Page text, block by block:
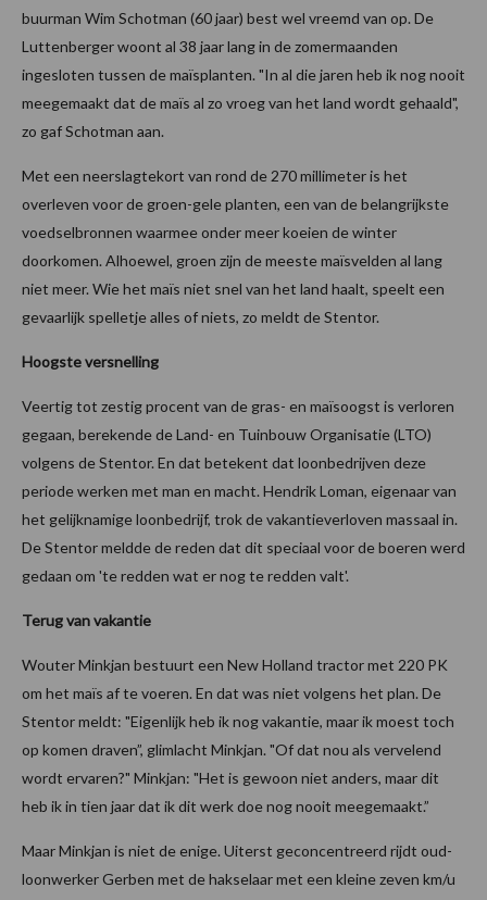
buurman Wim Schotman (60 jaar) best wel vreemd van op. De
Luttenberger woont al 38 jaar lang in de zomermaanden
ingesloten tussen de maïsplanten. "In al die jaren heb ik nog nooit
meegemaakt dat de maïs al zo vroeg van het land wordt gehaald",
zo gaf Schotman aan.
Met een neerslagtekort van rond de 270 millimeter is het
overleven voor de groen-gele planten, een van de belangrijkste
voedselbronnen waarmee onder meer koeien de winter
doorkomen. Alhoewel, groen zijn de meeste maïsvelden al lang
niet meer. Wie het maïs niet snel van het land haalt, speelt een
gevaarlijk spelletje alles of niets, zo meldt de Stentor.
Hoogste versnelling
Veertig tot zestig procent van de gras- en maïsoogst is verloren
gegaan, berekende de Land- en Tuinbouw Organisatie (LTO)
volgens de Stentor. En dat betekent dat loonbedrijven deze
periode werken met man en macht. Hendrik Loman, eigenaar van
het gelijknamige loonbedrijf, trok de vakantieverloven massaal in.
De Stentor meldde de reden dat dit speciaal voor de boeren werd
gedaan om 'te redden wat er nog te redden valt'.
Terug van vakantie
Wouter Minkjan bestuurt een New Holland tractor met 220 PK
om het maïs af te voeren. En dat was niet volgens het plan. De
Stentor meldt: "Eigenlijk heb ik nog vakantie, maar ik moest toch
op komen draven”, glimlacht Minkjan. "Of dat nou als vervelend
wordt ervaren?" Minkjan: "Het is gewoon niet anders, maar dit
heb ik in tien jaar dat ik dit werk doe nog nooit meegemaakt.”
Maar Minkjan is niet de enige. Uiterst geconcentreerd rijdt oud-
loonwerker Gerben met de hakselaar met een kleine zeven km/u